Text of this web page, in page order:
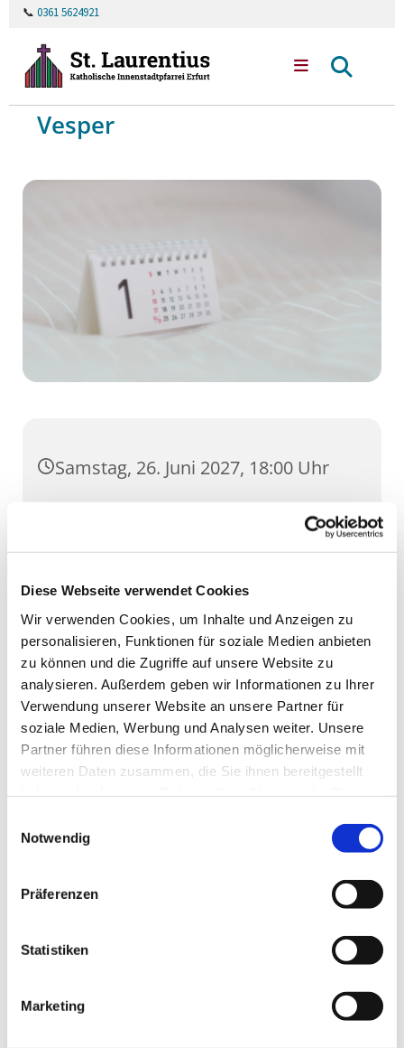
Diese Webseite verwendet Cookies
Wir verwenden Cookies, um Inhalte und Anzeigen zu
personalisieren, Funktionen für soziale Medien anbieten
zu können und die Zugriffe auf unsere Website zu
analysieren. Außerdem geben wir Informationen zu Ihrer
Verwendung unserer Website an unsere Partner für
soziale Medien, Werbung und Analysen weiter. Unsere
Partner führen diese Informationen möglicherweise mit
weiteren Daten zusammen, die Sie ihnen bereitgestellt
Notwendig
Präferenzen
Statistiken
Marketing
📞 0361 5624921
Vesper
Samstag, 26. Juni 2027, 18:00 Uhr
Dom, Domstufen 1, 99084 Erfurt